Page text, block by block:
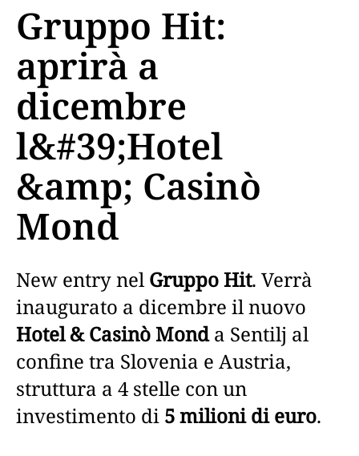
Gruppo Hit:
aprirà a
dicembre
l&#39;Hotel
&amp; Casinò
Mond
New entry nelGruppo Hit. Verrà
inaugurato a dicembre il nuovo
Hotel & Casinò Monda Sentilj al
confine tra Slovenia e Austria,
struttura a 4 stelle con un
investimento di 5 milioni di euro.